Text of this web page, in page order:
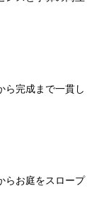
ら完成まで一貫し
お庭をスロープ